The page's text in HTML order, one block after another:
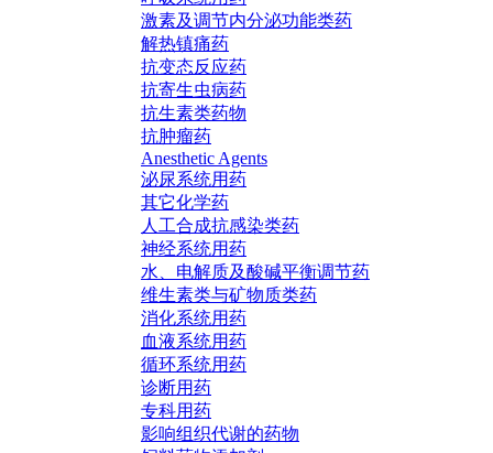
激素及调节内分泌功能类药
解热镇痛药
抗变态反应药
抗寄生虫病药
抗生素类药物
抗肿瘤药
Anesthetic Agents
泌尿系统用药
其它化学药
人工合成抗感染类药
神经系统用药
水、电解质及酸碱平衡调节药
维生素类与矿物质类药
消化系统用药
血液系统用药
循环系统用药
诊断用药
专科用药
影响组织代谢的药物